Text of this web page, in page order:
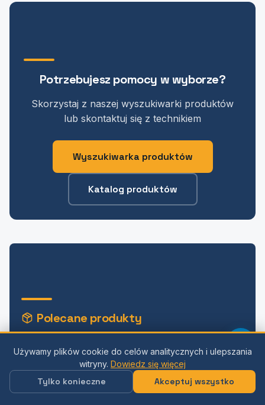
Potrzebujesz pomocy w wyborze?
Skorzystaj z naszej wyszukiwarki produktów
lub skontaktuj się z technikiem
Wyszukiwarka produktów
Katalog produktów
Polecane produkty
Tarcze tnące
Widok
Tarcze szlifierskie
Widok
Używamy plików cookie do celów analitycznych i ulepszania
witryny. Dowiedz się więcej
Tylko konieczne Akceptuj wszystko